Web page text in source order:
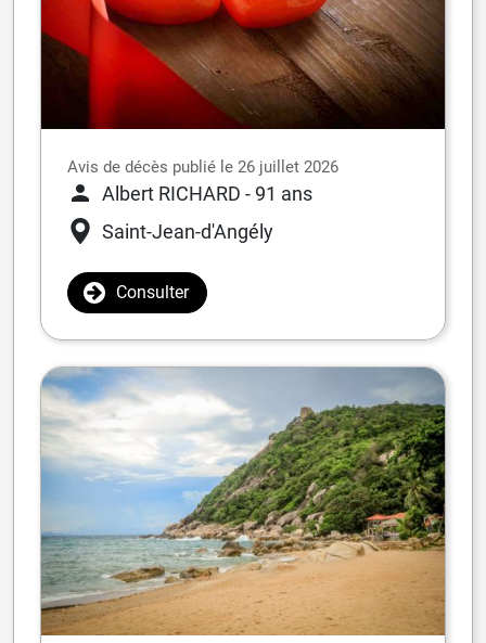
Avis de décès publié le 26 juillet 2026
Albert RICHARD - 91 ans
Saint-Jean-d'Angély
Consulter